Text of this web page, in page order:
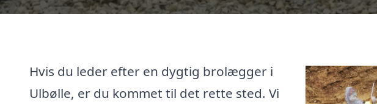
Hvis du leder efter en dygtig brolægger i
Ulbølle, er du kommet til det rette sted. Vi